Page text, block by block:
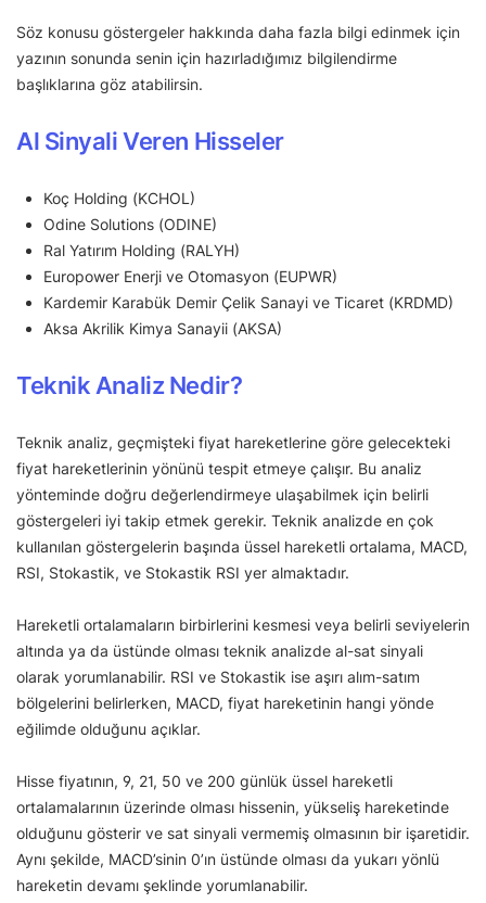
Söz konusu göstergeler hakkında daha fazla bilgi edinmek için
yazının sonunda senin için hazırladığımız bilgilendirme
başlıklarına göz atabilirsin.
Al Sinyali Veren Hisseler
Koç Holding (KCHOL)
Odine Solutions (ODINE)
Ral Yatırım Holding (RALYH)
Europower Enerji ve Otomasyon (EUPWR)
Kardemir Karabük Demir Çelik Sanayi ve Ticaret (KRDMD)
Aksa Akrilik Kimya Sanayii (AKSA)
Teknik Analiz Nedir?
Teknik analiz, geçmişteki fiyat hareketlerine göre gelecekteki
fiyat hareketlerinin yönünü tespit etmeye çalışır. Bu analiz
yönteminde doğru değerlendirmeye ulaşabilmek için belirli
göstergeleri iyi takip etmek gerekir. Teknik analizde en çok
kullanılan göstergelerin başında üssel hareketli ortalama, MACD,
RSI, Stokastik, ve Stokastik RSI yer almaktadır.
Hareketli ortalamaların birbirlerini kesmesi veya belirli seviyelerin
altında ya da üstünde olması teknik analizde al-sat sinyali
olarak yorumlanabilir. RSI ve Stokastik ise aşırı alım-satım
bölgelerini belirlerken, MACD, fiyat hareketinin hangi yönde
eğilimde olduğunu açıklar.
Hisse fiyatının, 9, 21, 50 ve 200 günlük üssel hareketli
ortalamalarının üzerinde olması hissenin, yükseliş hareketinde
olduğunu gösterir ve sat sinyali vermemiş olmasının bir işaretidir.
Aynı şekilde, MACD’sinin 0’ın üstünde olması da yukarı yönlü
hareketin devamı şeklinde yorumlanabilir.